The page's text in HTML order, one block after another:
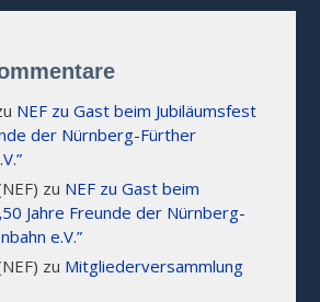
NEF zu Gast beim Jubiläumsfest
der Nürnberg-Fürther
zu NEF zu Gast beim
Jahre Freunde der Nürnberg-
e.V.”
zu Mitgliederversammlung